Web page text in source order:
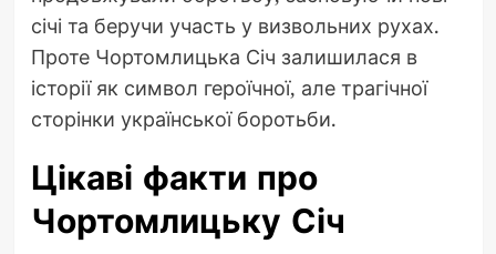
січі та беручи участь у визвольних рухах.
Проте Чортомлицька Січ залишилася в
історії як символ героїчної, але трагічної
сторінки української боротьби.
Цікаві факти про
Чортомлицьку Січ